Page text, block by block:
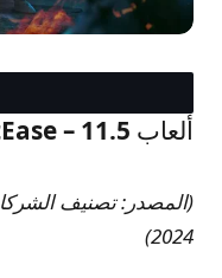
ألعاب NetEase – 11.5 مليار دولار
(المصدر: تصنيف
2024)